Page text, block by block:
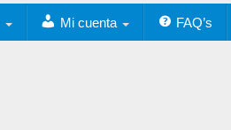
Mi cuenta FAQ’s